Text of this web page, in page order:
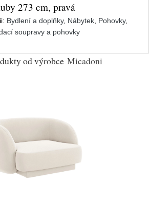
273 cm, pravá
Bydlení a doplňky, Nábytek Pohovky,
soupravy a pohovky
od výrobce Micadoni